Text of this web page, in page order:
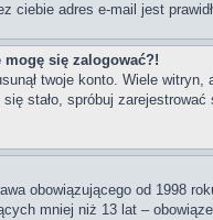
ciebie adres e-mail jest
mogę się zalogować?!
twoje konto. Wiele
stało, spróbuj
obowiązującego od 1998
mniej niż 13 lat –